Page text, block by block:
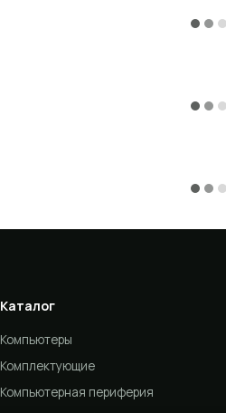
Каталог
Компьютеры
Комплектующие
Компьютерная периферия